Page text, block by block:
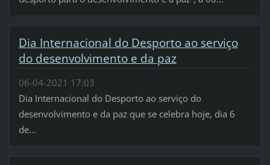
Dia Internacional do Desporto ao serviço
do desenvolvimento e da paz
06-04-2021 17:03
Dia Internacional do Desporto ao serviço do
desenvolvimento e da paz que se celebra hoje, dia 6
de...